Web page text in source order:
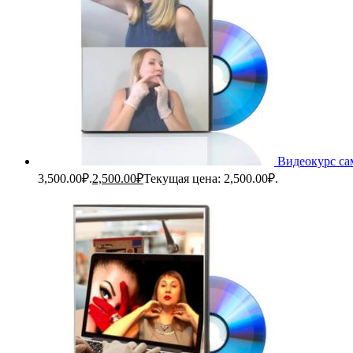
Видеокурс
3,500.00₽.2,500.00₽Текущая цена: 2,500.00₽.